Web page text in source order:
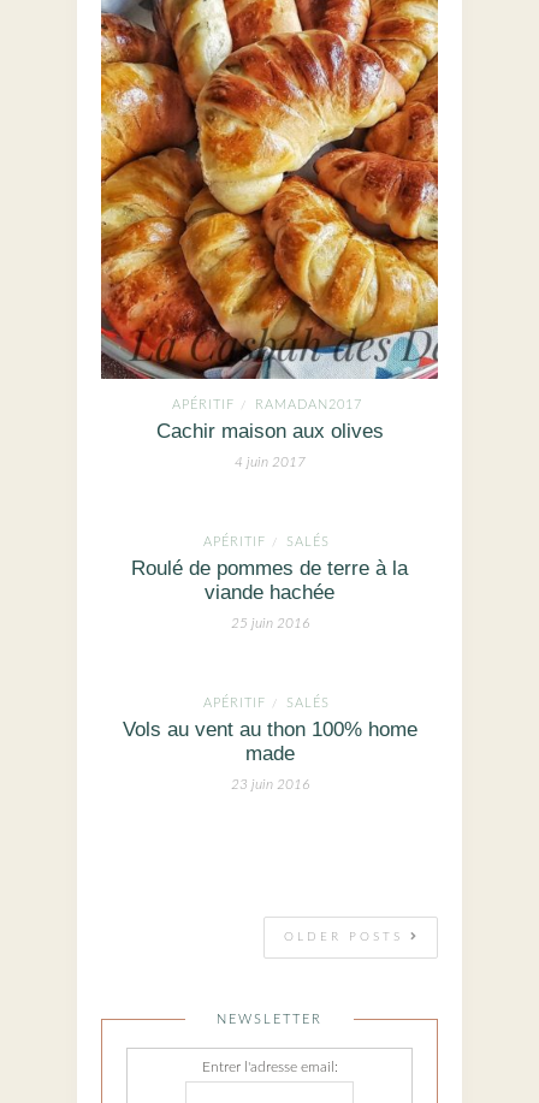
APÉRITIF / RAMADAN2017
Cachir maison aux olives
4 juin 2017
APÉRITIF / SALÉS
Roulé de pommes de terre à la
viande hachée
25 juin 2016
APÉRITIF / SALÉS
Vols au vent au thon 100% home
made
23 juin 2016
OLDER POSTS
NEWSLETTER
Entrer l'adresse email: